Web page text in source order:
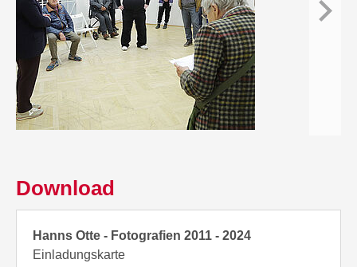
Download
Hanns Otte - Fotografien 2011 - 2024
Einladungskarte